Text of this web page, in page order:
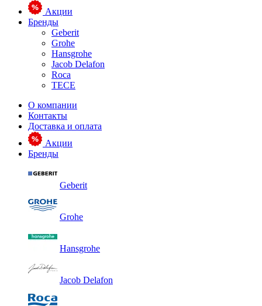
Акции
Бренды
Geberit
Grohe
Hansgrohe
Jacob Delafon
Roca
TECE
О компании
Контакты
Доставка и оплата
Акции
Бренды
Geberit
Grohe
Hansgrohe
Jacob Delafon